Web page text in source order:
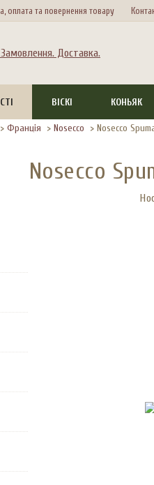
оплата та повернення товару
ВІСКІ КОНЬЯК
> Франція > Nosecco > Nosecco
Nosecco